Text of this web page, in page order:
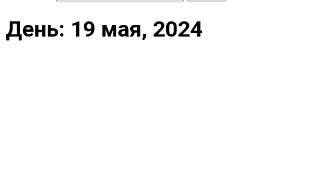
День: 19 мая, 2024